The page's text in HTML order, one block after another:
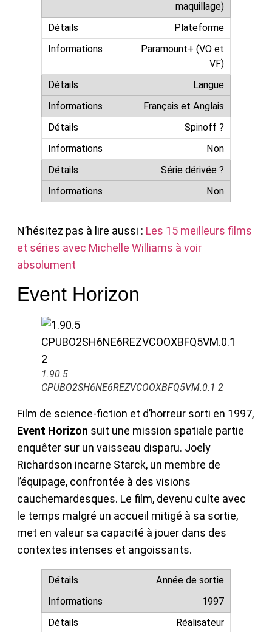
maquillage)
Plateforme
Paramount+ (VO et
VF)
Langue
Français et Anglais
Spinoff ?
Non
Série dérivée ?
Non
N’hésitez pas à lire aussi : Les 15 meilleurs films
et séries avec Michelle Williams à voir
absolument
Event Horizon
1.90.5
CPUBO2SH6NE6REZVCOOXBFQ5VM.0.1 2
Film de science-fiction et d’horreur sorti en 1997,
Event Horizon suit une mission spatiale partie
enquêter sur un vaisseau disparu. Joely
Richardson incarne Starck, un membre de
l’équipage, confrontée à des visions
cauchemardesques. Le film, devenu culte avec
le temps malgré un accueil mitigé à sa sortie,
met en valeur sa capacité à jouer dans des
contextes intenses et angoissants.
Année de sortie
1997
Réalisateur